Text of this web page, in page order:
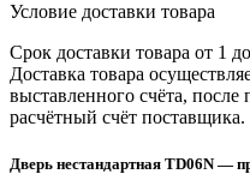
Условие доставки товара
Срок доставки товара от 1
Доставка товара
выставленного счёта, после
расчётный счёт поставщика.
Дверь нестандартная TD06N —